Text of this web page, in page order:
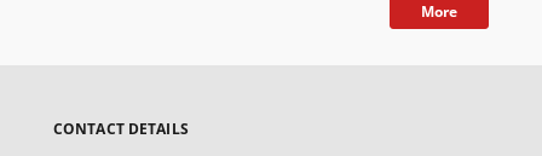
More
CONTACT DETAILS